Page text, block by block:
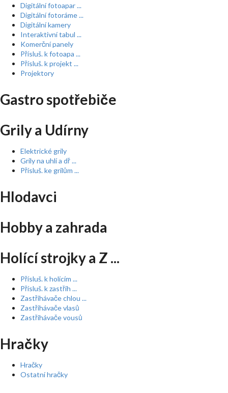
Digitální fotoapar ...
Digitální fotoráme ...
Digitální kamery
Interaktivní tabul ...
Komerční panely
Přísluš. k fotoapa ...
Přísluš. k projekt ...
Projektory
Gastro spotřebiče
Grily a Udírny
Elektrické grily
Grily na uhlí a dř ...
Přísluš. ke grilům ...
Hlodavci
Hobby a zahrada
Holící strojky a Z ...
Přísluš. k holícím ...
Přísluš. k zastřih ...
Zastřihávače chlou ...
Zastřihávače vlasů
Zastřihávače vousů
Hračky
Hračky
Ostatní hračky